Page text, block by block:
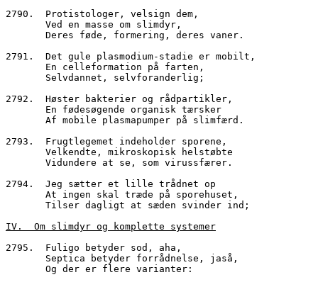
2790.  Protistologer, velsign dem,
       Ved en masse om slimdyr,
       Deres føde, formering, deres vaner.
2791.  Det gule plasmodium-stadie er mobilt,
       En celleformation på farten,
       Selvdannet, selvforanderlig;
2792.  Høster bakterier og rådpartikler,
       En fødesøgende organisk tærsker
       Af mobile plasmapumper på slimfærd.
2793.  Frugtlegemet indeholder sporene,
       Velkendte, mikroskopisk helstøbte
       Vidundere at se, som virussfærer.
2794.  Jeg sætter et lille trådnet op
       At ingen skal træde på sporehuset,
       Tilser dagligt at sæden svinder ind;
IV.  Om slimdyr og komplette systemer
2795.  Fuligo betyder sod, aha,
       Septica betyder forrådnelse, jaså,
       Og der er flere varianter: